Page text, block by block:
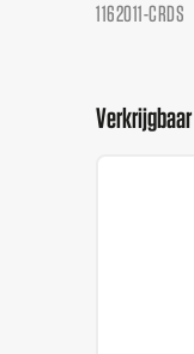
1162011-CRDS